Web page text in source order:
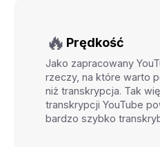
🔥 Prędkość
Jako zapracowany
rzeczy, na które warto
niż transkrypcja. Tak
transkrypcji YouTube
bardzo szybko